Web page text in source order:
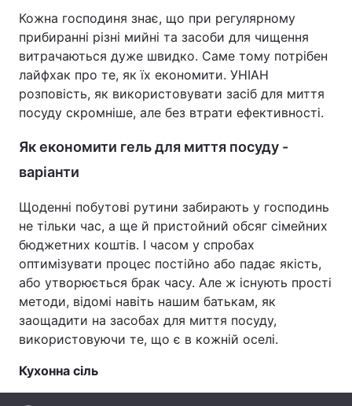
Головна Війна
Україна Політика
Економіка Світ
Техно і зв'язок
Зброя Інциденти
Здоров'я Туризм
Цікавинки Погода
Екологія Регіони
Лонгріди
Відео з Youtube Статті
Кожна господиня знає, що при регулярному
прибиранні різні мийні та засоби для чищення
витрачаються дуже швидко. Саме тому потрібен
лайфхак про те, як їх економити. УНІАН
розповість, як використовувати засіб для миття
посуду скромніше, але без втрати ефективності.
Як економити гель для миття посуду -
варіанти
Щоденні побутові рутини забирають у господинь
не тільки час, а ще й пристойний обсяг сімейних
бюджетних коштів. І часом у спробах
оптимізувати процес постійно або падає якість,
або утворюється брак часу. Але ж існують прості
методи, відомі навіть нашим батькам, як
заощадити на засобах для миття посуду,
використовуючи те, що є в кожній оселі.
Кухонна сіль